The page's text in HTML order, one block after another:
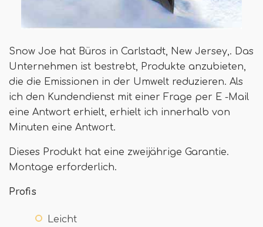
Snow Joe hat Büros in Carlstadt, New Jersey,. Das
Unternehmen ist bestrebt, Produkte anzubieten,
die die Emissionen in der Umwelt reduzieren. Als
ich den Kundendienst mit einer Frage per E -Mail
eine Antwort erhielt, erhielt ich innerhalb von
Minuten eine Antwort.
Dieses Produkt hat eine zweijährige Garantie.
Montage erforderlich.
Profis
Leicht